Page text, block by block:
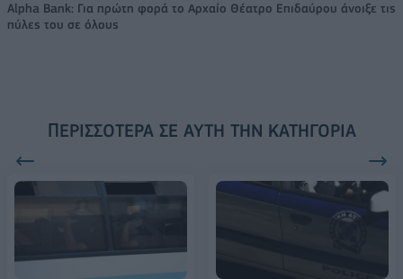
Alpha Bank: Για πρώτη φορά το Αρχαίο Θέατρο Επιδαύρου άνοιξε τις
πύλες του σε όλους
ΠΕΡΙΣΣΌΤΕΡΑ ΣΕ ΑΥΤΉ ΤΗΝ ΚΑΤΗΓΟΡΊΑ